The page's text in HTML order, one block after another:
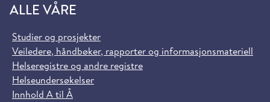
ALLE VÅRE
Studier og prosjekter
Veiledere, håndbøker, rapporter og informasjonsmateriell
Helseregistre og andre registre
Helseundersøkelser
Innhold A til Å